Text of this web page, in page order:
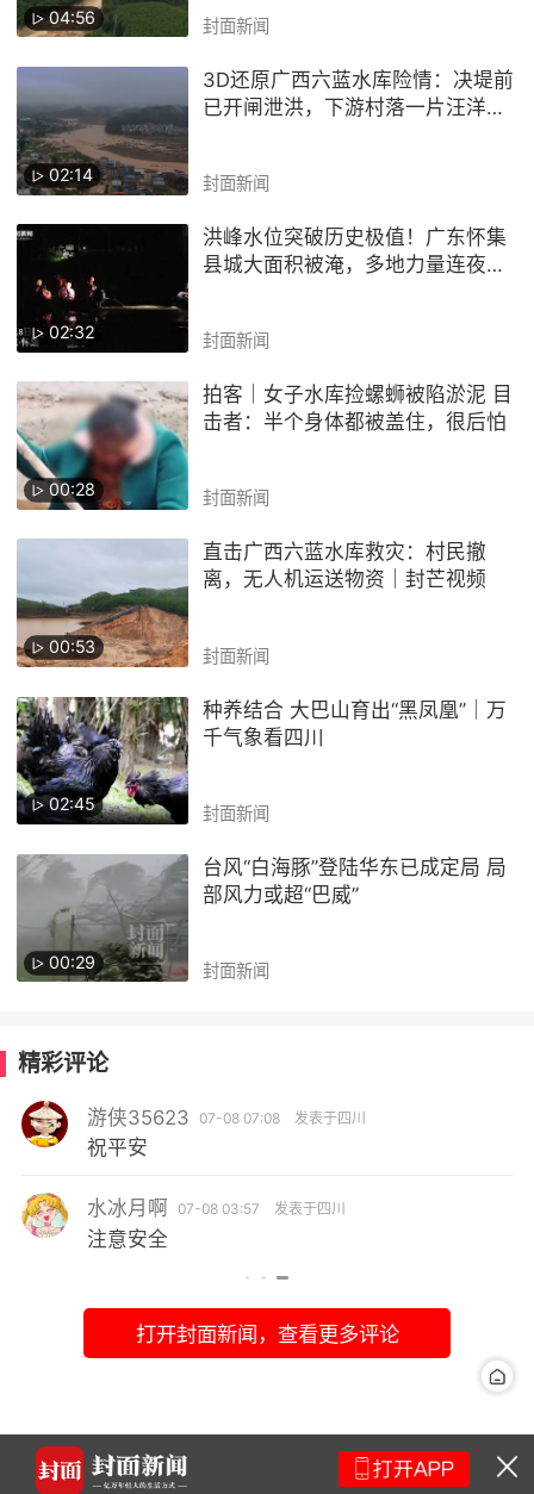
04:56 封面新闻
02:14
3D还原广西六蓝水库险情：决堤前
已开闸泄洪，下游村落一片汪洋丨
封面新闻
02:32
洪峰水位突破历史极值！广东怀集
县城大面积被淹，多地力量连夜驰
封面新闻
00:28
拍客｜女子水库捡螺蛳被陷淤泥 目
击者：半个身体都被盖住，很后怕
封面新闻
00:53
直击广西六蓝水库救灾：村民撤
离，无人机运送物资｜封芒视频
封面新闻
02:45
种养结合 大巴山育出“黑凤凰”｜万
千气象看四川
封面新闻
00:29
台风“白海豚”登陆华东已成定局 局
部风力或超“巴威”
封面新闻
精彩评论
游侠35623 07-08 07:08 发表于四川
祝平安
水冰月啊 07-08 03:57 发表于四川
注意安全
打开封面新闻，查看更多评论